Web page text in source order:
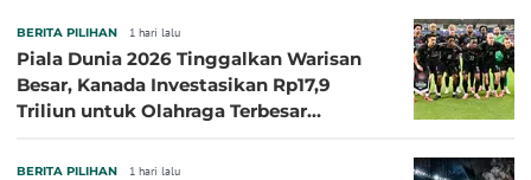
BERITA PILIHAN 1 hari lalu
Piala Dunia 2026 Tinggalkan Warisan
Besar, Kanada Investasikan Rp17,9
Triliun untuk Olahraga Terbesar
BERITA PILIHAN 1 hari lalu